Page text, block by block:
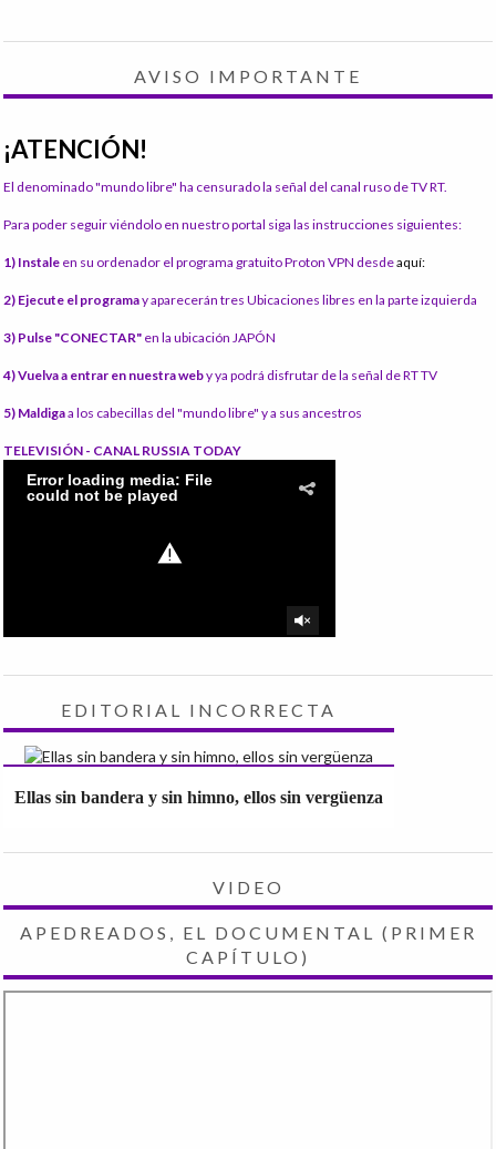
AVISO IMPORTANTE
¡ATENCIÓN!
El denominado "mundo libre" ha censurado la señal del canal ruso de TV RT.
Para poder seguir viéndolo en nuestro portal siga las instrucciones siguientes:
1) Instale en su ordenador el programa gratuito Proton VPN desdeaquí:
2) Ejecute el programay aparecerán tres Ubicaciones libres en la parte izquierda
3) Pulse "CONECTAR" en la ubicación JAPÓN
4) Vuelva a entrar en nuestra weby ya podrá disfrutar de la señal de RT TV
5) Maldigaa los cabecillas del "mundo libre" y a sus ancestros
TELEVISIÓN - CANAL RUSSIA TODAY
EDITORIAL INCORRECTA
Ellas sin bandera y sin himno, ellos sin vergüenza
VIDEO
APEDREADOS, EL DOCUMENTAL (PRIMER
CAPÍTULO)